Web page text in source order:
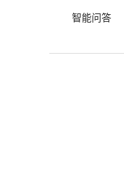
智能问答